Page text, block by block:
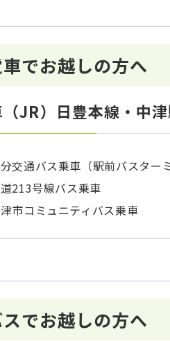
でお越しの方へ
JR）日豊本線・中
交通バス乗車（駅前バスター
213号線バス乗車
市コミュニティバス乗車
でお越しの方へ